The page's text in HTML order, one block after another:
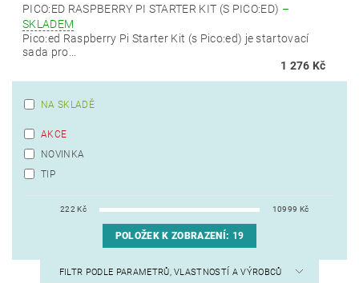
PICO:ED RASPBERRY PI STARTER KIT (S PICO:ED) –
SKLADEM
Pico:ed Raspberry Pi Starter Kit (s Pico:ed) je startovací
sada pro...
1 276 Kč
NA SKLADĚ
AKCE
NOVINKA
TIP
222 Kč 10999 Kč
POLOŽEK K ZOBRAZENÍ: 19
FILTR PODLE PARAMETRŮ, VLASTNOSTÍ A VÝROBCŮ